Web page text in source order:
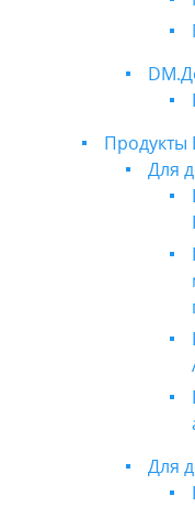
Продукты
Для
Для